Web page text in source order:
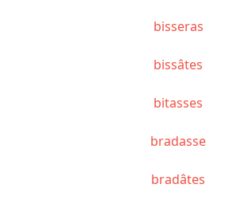
bisseras
bissâtes
bitasses
bradasse
bradâtes